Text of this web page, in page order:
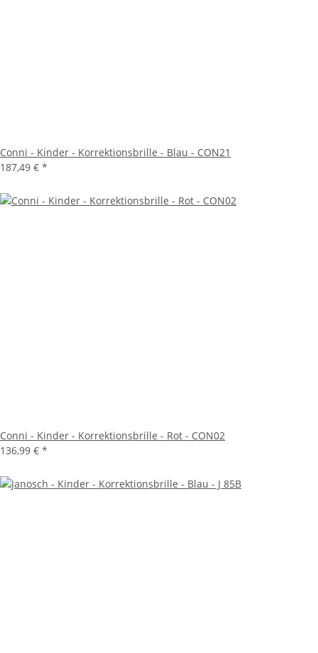
Conni - Kinder - Korrektionsbrille - Blau - CON21
187,49 € *
Conni - Kinder - Korrektionsbrille - Rot - CON02
136,99 € *